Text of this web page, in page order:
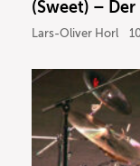
(Sweet) –
Lars-Oliver Horl